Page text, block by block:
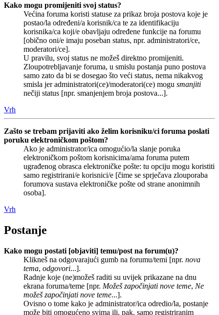
Kako mogu promijeniti svoj status?
Većina foruma koristi statuse za prikaz broja postova koje je
postao/la određeni/a korisnik/ca te za identifikaciju
korisnika/ca koji/e obavljaju određene funkcije na forumu
[obično oni/e imaju poseban status, npr. administratori/ce,
moderatori/ce].
U pravilu, svoj status ne možeš direktno promijeniti.
Zloupotrebljavanje foruma, u smislu postanja puno postova
samo zato da bi se dosegao što veći status, nema nikakvog
smisla jer administratori(ce)/moderatori(ce) mogu smanjiti
nečiji status [npr. smanjenjem broja postova...].
Vrh
Zašto se trebam prijaviti ako želim korisniku/ci foruma poslati
poruku elektroničkom poštom?
Ako je administrator/ica omogućio/la slanje poruka
elektroničkom poštom korisnicima/ama foruma putem
ugrađenog obrasca elektroničke pošte: tu opciju mogu koristiti
samo registrirani/e korisnici/e [čime se sprječava zlouporaba
forumova sustava elektroničke pošte od strane anonimnih
osoba].
Vrh
Postanje
Kako mogu postati [objaviti] temu/post na forum(u)?
Klikneš na odgovarajući gumb na forumu/temi [npr. nova
tema, odgovori...].
Radnje koje (ne)možeš raditi su uvijek prikazane na dnu
ekrana foruma/teme [npr. Možeš započinjati nove teme, Ne
možeš započinjati nove teme...].
Ovisno o tome kako je administrator/ica odredio/la, postanje
može biti omogućeno svima ili, pak, samo registriranim